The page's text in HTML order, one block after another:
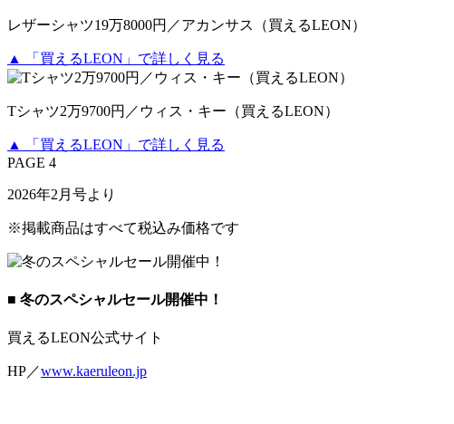
レザーシャツ19万8000円／アカンサス（買えるLEON）
▲ 「買えるLEON」で詳しく見る
Tシャツ2万9700円／ウィス・キー（買えるLEON）
▲ 「買えるLEON」で詳しく見る
PAGE 4
2026年2月号より
※掲載商品はすべて税込み価格です
■ 冬のスペシャルセール開催中！
買えるLEON公式サイト
HP／www.kaeruleon.jp